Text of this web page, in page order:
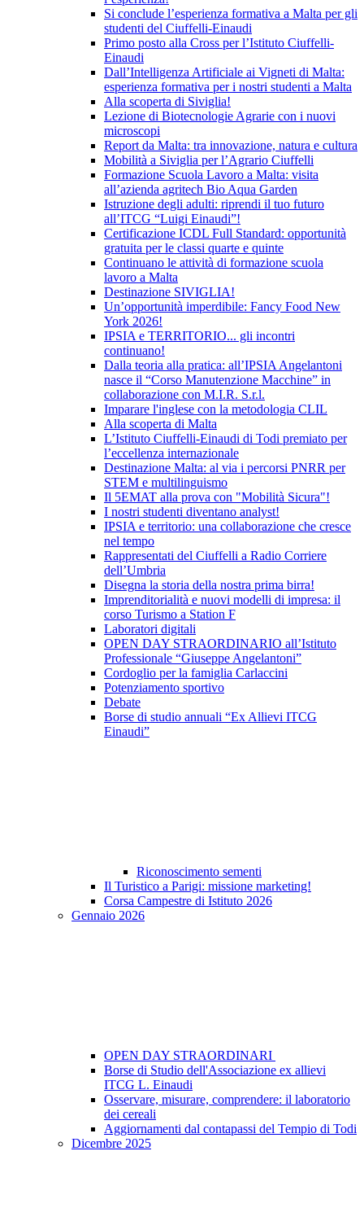
Si conclude l’esperienza formativa a Malta per gli
studenti del Ciuffelli-Einaudi
Primo posto alla Cross per l’Istituto Ciuffelli-
Einaudi
Dall’Intelligenza Artificiale ai Vigneti di Malta:
esperienza formativa per i nostri studenti a Malta
Alla scoperta di Siviglia!
Lezione di Biotecnologie Agrarie con i nuovi
microscopi
Report da Malta: tra innovazione, natura e cultura
Mobilità a Siviglia per l’Agrario Ciuffelli
Formazione Scuola Lavoro a Malta: visita
all’azienda agritech Bio Aqua Garden
Istruzione degli adulti: riprendi il tuo futuro
all’ITCG “Luigi Einaudi”!
Certificazione ICDL Full Standard: opportunità
gratuita per le classi quarte e quinte
Continuano le attività di formazione scuola
lavoro a Malta
Destinazione SIVIGLIA!
Un’opportunità imperdibile: Fancy Food New
York 2026!
IPSIA e TERRITORIO... gli incontri
continuano!
Dalla teoria alla pratica: all’IPSIA Angelantoni
nasce il “Corso Manutenzione Macchine” in
collaborazione con M.I.R. S.r.l.
Imparare l'inglese con la metodologia CLIL
Alla scoperta di Malta
L’Istituto Ciuffelli-Einaudi di Todi premiato per
l’eccellenza internazionale
Destinazione Malta: al via i percorsi PNRR per
STEM e multilinguismo
Il 5EMAT alla prova con "Mobilità Sicura"!
I nostri studenti diventano analyst!
IPSIA e territorio: una collaborazione che cresce
nel tempo
Rappresentati del Ciuffelli a Radio Corriere
dell’Umbria
Disegna la storia della nostra prima birra!
Imprenditorialità e nuovi modelli di impresa: il
corso Turismo a Station F
Laboratori digitali
OPEN DAY STRAORDINARIO all’Istituto
Professionale “Giuseppe Angelantoni”
Cordoglio per la famiglia Carlaccini
Potenziamento sportivo
Debate
Borse di studio annuali “Ex Allievi ITCG
Einaudi”
Riconoscimento sementi
Il Turistico a Parigi: missione marketing!
Corsa Campestre di Istituto 2026
Gennaio 2026
OPEN DAY STRAORDINARI
Borse di Studio dell'Associazione ex allievi
ITCG L. Einaudi
Osservare, misurare, comprendere: il laboratorio
dei cereali
Aggiornamenti dal contapassi del Tempio di Todi
Dicembre 2025